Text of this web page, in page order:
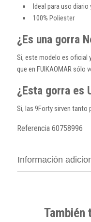
Ideal para uso
100% Poliester
¿Es una gorra
Si, este modelo es oficial
que en FUIKAOMAR sólo
¿Esta gorra es
Si, las 9Forty sirven tanto
Referencia 60758996
Información
También